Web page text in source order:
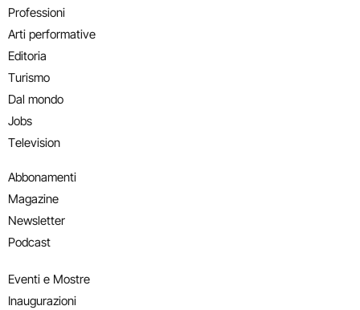
Professioni
Arti performative
Editoria
Turismo
Dal mondo
Jobs
Television
Abbonamenti
Magazine
Newsletter
Podcast
Eventi e Mostre
Inaugurazioni